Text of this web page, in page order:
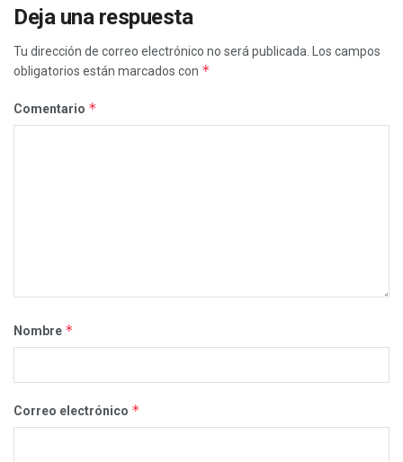
Deja una respuesta
Tu dirección de correo electrónico no será publicada.
Los campos
obligatorios están marcados con *
Comentario *
Nombre *
Correo electrónico *